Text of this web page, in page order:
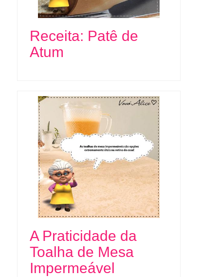
Receita: Patê de
Atum
A Praticidade da
Toalha de Mesa
Impermeável